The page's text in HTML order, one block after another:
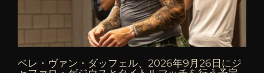
ベレ・ヴァン・ダッフェル、2026年9月26日にジ